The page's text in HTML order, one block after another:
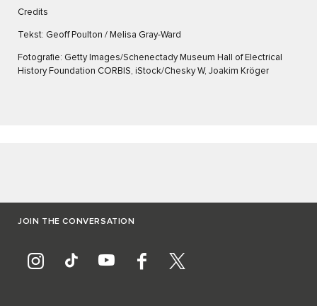
Credits
Tekst: Geoff Poulton / Melisa Gray-Ward
Fotografie: Getty Images/Schenectady Museum Hall of Electrical
History Foundation CORBIS, iStock/Chesky W, Joakim Kröger
JOIN THE CONVERSATION